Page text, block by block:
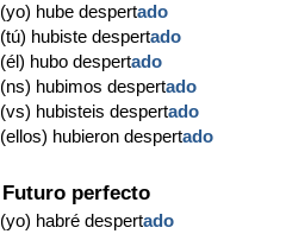
(yo) hube despertado
(tú) hubiste despertado
(él) hubo despertado
(ns) hubimos despertado
(vs) hubisteis despertado
(ellos) hubieron despertado
Futuro perfecto
(yo) habré despertado